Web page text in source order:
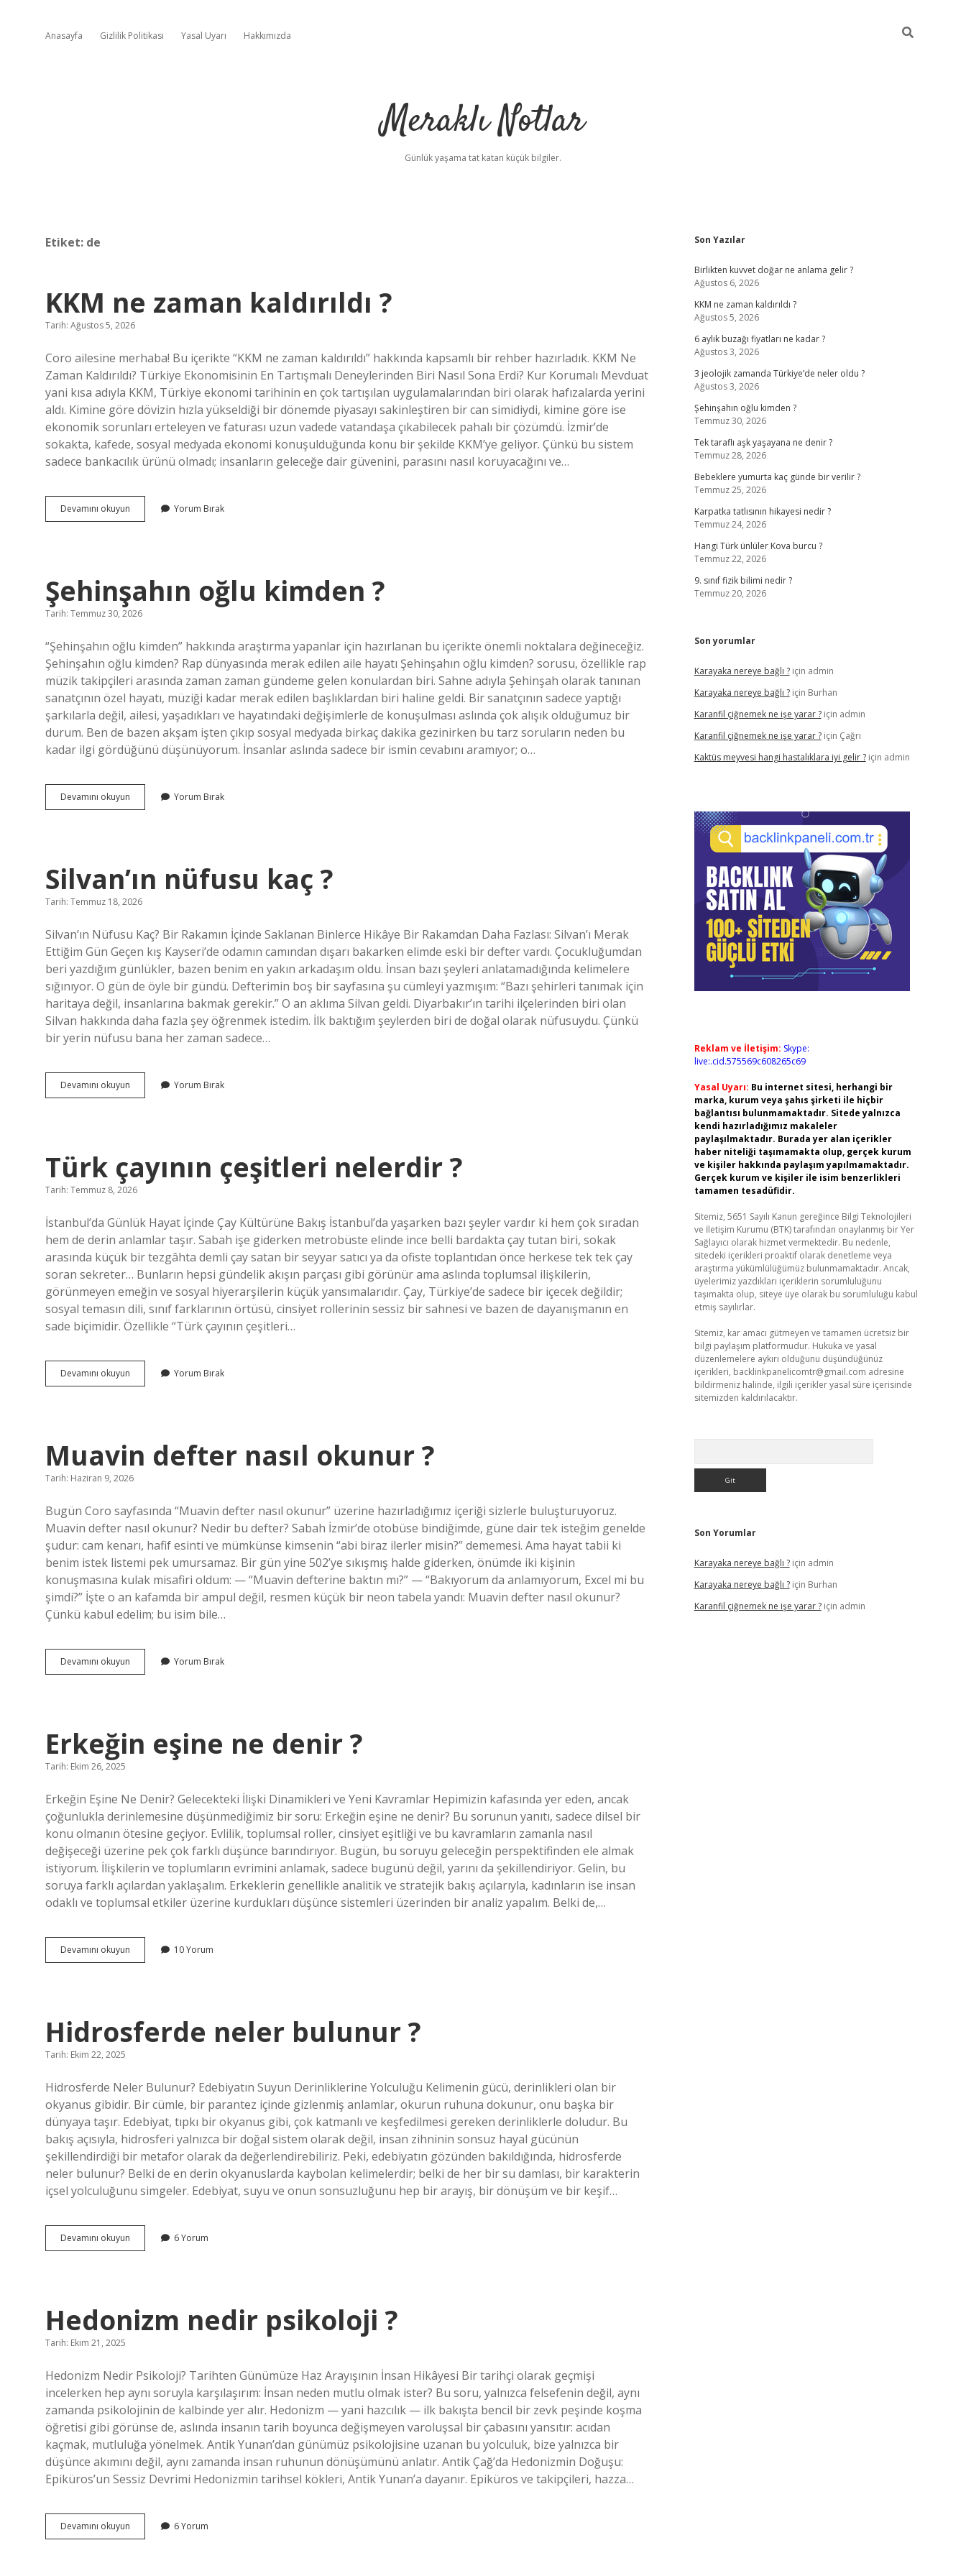
Anasayfa Gizlilik Politikası Yasal Uyarı Hakkımızda
Meraklı Notlar
Günlük yaşama tat katan küçük bilgiler.
Etiket: de
KKM ne zaman kaldırıldı ?
Tarih: Ağustos 5, 2026
Coro ailesine merhaba! Bu içerikte “KKM ne zaman kaldırıldı” hakkında kapsamlı bir rehber hazırladık. KKM Ne
Zaman Kaldırıldı? Türkiye Ekonomisinin En Tartışmalı Deneylerinden Biri Nasıl Sona Erdi? Kur Korumalı Mevduat
yani kısa adıyla KKM, Türkiye ekonomi tarihinin en çok tartışılan uygulamalarından biri olarak hafızalarda yerini
aldı. Kimine göre dövizin hızla yükseldiği bir dönemde piyasayı sakinleştiren bir can simidiydi, kimine göre ise
ekonomik sorunları erteleyen ve faturası uzun vadede vatandaşa çıkabilecek pahalı bir çözümdü. İzmir’de
sokakta, kafede, sosyal medyada ekonomi konuşulduğunda konu bir şekilde KKM’ye geliyor. Çünkü bu sistem
sadece bankacılık ürünü olmadı; insanların geleceğe dair güvenini, parasını nasıl koruyacağını ve…
Devamını okuyun
ne
Yorum Bırak
Şehinşahın oğlu kimden ?
Tarih: Temmuz 30, 2026
“Şehinşahın oğlu kimden” hakkında araştırma yapanlar için hazırlanan bu içerikte önemli noktalara değineceğiz.
Şehinşahın oğlu kimden? Rap dünyasında merak edilen aile hayatı Şehinşahın oğlu kimden? sorusu, özellikle rap
müzik takipçileri arasında zaman zaman gündeme gelen konulardan biri. Sahne adıyla Şehinşah olarak tanınan
sanatçının özel hayatı, müziği kadar merak edilen başlıklardan biri haline geldi. Bir sanatçının sadece yaptığı
şarkılarla değil, ailesi, yaşadıkları ve hayatındaki değişimlerle de konuşulması aslında çok alışık olduğumuz bir
durum. Ben de bazen akşam işten çıkıp sosyal medyada birkaç dakika gezinirken bu tarz soruların neden bu
kadar ilgi gördüğünü düşünüyorum. İnsanlar aslında sadece bir ismin cevabını aramıyor; o…
Devamını okuyun Şehinşahın
oğlu
Yorum Bırak
Silvan’ın nüfusu kaç ?
Tarih: Temmuz 18, 2026
Silvan’ın Nüfusu Kaç? Bir Rakamın İçinde Saklanan Binlerce Hikâye Bir Rakamdan Daha Fazlası: Silvan’ı Merak
Ettiğim Gün Geçen kış Kayseri’de odamın camından dışarı bakarken elimde eski bir defter vardı. Çocukluğumdan
beri yazdığım günlükler, bazen benim en yakın arkadaşım oldu. İnsan bazı şeyleri anlatamadığında kelimelere
sığınıyor. O gün de öyle bir gündü. Defterimin boş bir sayfasına şu cümleyi yazmışım: “Bazı şehirleri tanımak için
haritaya değil, insanlarına bakmak gerekir.” O an aklıma Silvan geldi. Diyarbakır’ın tarihi ilçelerinden biri olan
Silvan hakkında daha fazla şey öğrenmek istedim. İlk baktığım şeylerden biri de doğal olarak nüfusuydu. Çünkü
bir yerin nüfusu bana her zaman sadece…
Devamını okuyun
nüfusu
Yorum Bırak
Türk çayının çeşitleri nelerdir ?
Tarih: Temmuz 8, 2026
İstanbul’da Günlük Hayat İçinde Çay Kültürüne Bakış İstanbul’da yaşarken bazı şeyler vardır ki hem çok sıradan
hem de derin anlamlar taşır. Sabah işe giderken metrobüste elinde ince belli bardakta çay tutan biri, sokak
arasında küçük bir tezgâhta demli çay satan bir seyyar satıcı ya da ofiste toplantıdan önce herkese tek tek çay
soran sekreter… Bunların hepsi gündelik akışın parçası gibi görünür ama aslında toplumsal ilişkilerin,
görünmeyen emeğin ve sosyal hiyerarşilerin küçük yansımalarıdır. Çay, Türkiye’de sadece bir içecek değildir;
sosyal temasın dili, sınıf farklarının örtüsü, cinsiyet rollerinin sessiz bir sahnesi ve bazen de dayanışmanın en
sade biçimidir. Özellikle “Türk çayının çeşitleri…
Devamını okuyun
çayının
Yorum Bırak
Muavin defter nasıl okunur ?
Tarih: Haziran 9, 2026
Bugün Coro sayfasında “Muavin defter nasıl okunur” üzerine hazırladığımız içeriği sizlerle buluşturuyoruz.
Muavin defter nasıl okunur? Nedir bu defter? Sabah İzmir’de otobüse bindiğimde, güne dair tek isteğim genelde
şudur: cam kenarı, hafif esinti ve mümkünse kimsenin “abi biraz ilerler misin?” dememesi. Ama hayat tabii ki
benim istek listemi pek umursamaz. Bir gün yine 502’ye sıkışmış halde giderken, önümde iki kişinin
konuşmasına kulak misafiri oldum: — “Muavin defterine baktın mı?” — “Bakıyorum da anlamıyorum, Excel mi bu
şimdi?” İşte o an kafamda bir ampul değil, resmen küçük bir neon tabela yandı: Muavin defter nasıl okunur?
Çünkü kabul edelim; bu isim bile…
Devamını okuyun
defter
Yorum Bırak
Erkeğin eşine ne denir ?
Tarih: Ekim 26, 2025
Erkeğin Eşine Ne Denir? Gelecekteki İlişki Dinamikleri ve Yeni Kavramlar Hepimizin kafasında yer eden, ancak
çoğunlukla derinlemesine düşünmediğimiz bir soru: Erkeğin eşine ne denir? Bu sorunun yanıtı, sadece dilsel bir
konu olmanın ötesine geçiyor. Evlilik, toplumsal roller, cinsiyet eşitliği ve bu kavramların zamanla nasıl
değişeceği üzerine pek çok farklı düşünce barındırıyor. Bugün, bu soruyu geleceğin perspektifinden ele almak
istiyorum. İlişkilerin ve toplumların evrimini anlamak, sadece bugünü değil, yarını da şekillendiriyor. Gelin, bu
soruya farklı açılardan yaklaşalım. Erkeklerin genellikle analitik ve stratejik bakış açılarıyla, kadınların ise insan
odaklı ve toplumsal etkiler üzerine kurdukları düşünce sistemleri üzerinden bir analiz yapalım. Belki de,…
Devamını okuyun
eşine
10 Yorum
Hidrosferde neler bulunur ?
Tarih: Ekim 22, 2025
Hidrosferde Neler Bulunur? Edebiyatın Suyun Derinliklerine Yolculuğu Kelimenin gücü, derinlikleri olan bir
okyanus gibidir. Bir cümle, bir parantez içinde gizlenmiş anlamlar, okurun ruhuna dokunur, onu başka bir
dünyaya taşır. Edebiyat, tıpkı bir okyanus gibi, çok katmanlı ve keşfedilmesi gereken derinliklerle doludur. Bu
bakış açısıyla, hidrosferi yalnızca bir doğal sistem olarak değil, insan zihninin sonsuz hayal gücünün
şekillendirdiği bir metafor olarak da değerlendirebiliriz. Peki, edebiyatın gözünden bakıldığında, hidrosferde
neler bulunur? Belki de en derin okyanuslarda kaybolan kelimelerdir; belki de her bir su damlası, bir karakterin
içsel yolculuğunu simgeler. Edebiyat, suyu ve onun sonsuzluğunu hep bir arayış, bir dönüşüm ve bir keşif…
Devamını okuyun Hidrosferde
neler
6 Yorum
Hedonizm nedir psikoloji ?
Tarih: Ekim 21, 2025
Hedonizm Nedir Psikoloji? Tarihten Günümüze Haz Arayışının İnsan Hikâyesi Bir tarihçi olarak geçmişi
incelerken hep aynı soruyla karşılaşırım: İnsan neden mutlu olmak ister? Bu soru, yalnızca felsefenin değil, aynı
zamanda psikolojinin de kalbinde yer alır. Hedonizm — yani hazcılık — ilk bakışta bencil bir zevk peşinde koşma
öğretisi gibi görünse de, aslında insanın tarih boyunca değişmeyen varoluşsal bir çabasını yansıtır: acıdan
kaçmak, mutluluğa yönelmek. Antik Yunan’dan günümüz psikolojisine uzanan bu yolculuk, bize yalnızca bir
düşünce akımını değil, aynı zamanda insan ruhunun dönüşümünü anlatır. Antik Çağ’da Hedonizmin Doğuşu:
Epiküros’un Sessiz Devrimi Hedonizmin tarihsel kökleri, Antik Yunan’a dayanır. Epiküros ve takipçileri, hazza…
Devamını okuyun Hedonizm
nedir
6 Yorum
Sidebar
Son Yazılar
Birlikten kuvvet doğar ne anlama gelir ?
Ağustos 6, 2026
KKM ne zaman kaldırıldı ?
Ağustos 5, 2026
6 aylık buzağı fiyatları ne kadar ?
Ağustos 3, 2026
3 jeolojik zamanda Türkiye’de neler oldu ?
Ağustos 3, 2026
Şehinşahın oğlu kimden ?
Temmuz 30, 2026
Tek taraflı aşk yaşayana ne denir ?
Temmuz 28, 2026
Bebeklere yumurta kaç günde bir verilir ?
Temmuz 25, 2026
Karpatka tatlısının hikayesi nedir ?
Temmuz 24, 2026
Hangi Türk ünlüler Kova burcu ?
Temmuz 22, 2026
9. sınıf fizik bilimi nedir ?
Temmuz 20, 2026
Son yorumlar
Karayaka nereye bağlı ?için admin
Karayaka nereye bağlı ?için Burhan
Karanfil çiğnemek ne işe yarar ?için admin
Karanfil çiğnemek ne işe yarar ?için Çağrı
Kaktüs meyvesi hangi hastalıklara iyi gelir ?için admin
Reklam ve İletişim: Skype:
live:.cid.575569c608265c69
Yasal Uyarı: Bu internet sitesi, herhangi bir
marka, kurum veya şahıs şirketi ile hiçbir
bağlantısı bulunmamaktadır. Sitede yalnızca
kendi hazırladığımız makaleler
paylaşılmaktadır. Burada yer alan içerikler
haber niteliği taşımamakta olup, gerçek kurum
ve kişiler hakkında paylaşım yapılmamaktadır.
Gerçek kurum ve kişiler ile isim benzerlikleri
tamamen tesadüfidir.
Sitemiz, 5651 Sayılı Kanun gereğince Bilgi Teknolojileri
ve İletişim Kurumu (BTK) tarafından onaylanmış bir Yer
Sağlayıcı olarak hizmet vermektedir. Bu nedenle,
sitedeki içerikleri proaktif olarak denetleme veya
araştırma yükümlülüğümüz bulunmamaktadır. Ancak,
üyelerimiz yazdıkları içeriklerin sorumluluğunu
taşımakta olup, siteye üye olarak bu sorumluluğu kabul
etmiş sayılırlar.
Sitemiz, kar amacı gütmeyen ve tamamen ücretsiz bir
bilgi paylaşım platformudur. Hukuka ve yasal
düzenlemelere aykırı olduğunu düşündüğünüz
içerikleri, backlinkpanelicomtr@gmail.com adresine
bildirmeniz halinde, ilgili içerikler yasal süre içerisinde
sitemizden kaldırılacaktır.
Son Yorumlar
Karayaka nereye bağlı ?için admin
Karayaka nereye bağlı ?için Burhan
Karanfil çiğnemek ne işe yarar ?için admin